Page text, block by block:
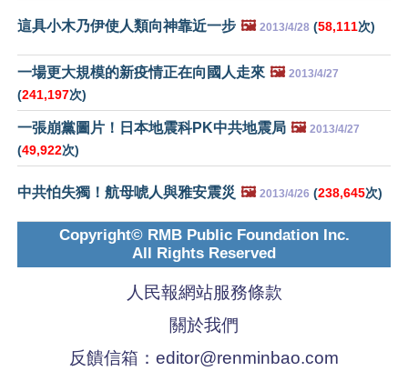
這具小木乃伊使人類向神靠近一步 🖼️ 2013/4/28 (58,111次)
一場更大規模的新疫情正在向國人走來 🖼️ 2013/4/27
(241,197次)
一張崩黨圖片！日本地震科PK中共地震局 🖼️ 2013/4/27
(49,922次)
中共怕失獨！航母唬人與雅安震災 🖼️ 2013/4/26 (238,645次)
Copyright© RMB Public Foundation Inc.
All Rights Reserved
人民報網站服務條款
關於我們
反饋信箱： editor@renminbao.com